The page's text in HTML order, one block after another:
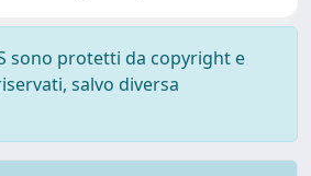
sono protetti da copyright e
salvo diversa